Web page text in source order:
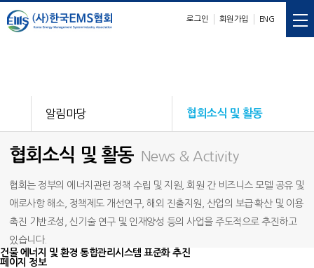
ENG
회원가입
로그인
알림마당 협회소식 및 활동
협회소식 및 활동 News & Activity
협회는 정부의 에너지관련 정책 수립 및 지원, 회원 간 비즈니스 모델 공유 및
애로사항 해소, 정책제도 개선연구, 해외 진출지원, 산업의 보급·확산 및 이용
촉진 기반조성, 신기술 연구 및 인재양성 등의 사업을 주도적으로 추진하고
있습니다.
건물 에너지 및 환경 통합관리시스템 표준화 추진
페이지 정보